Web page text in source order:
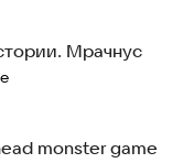
Мрачнус
monster game